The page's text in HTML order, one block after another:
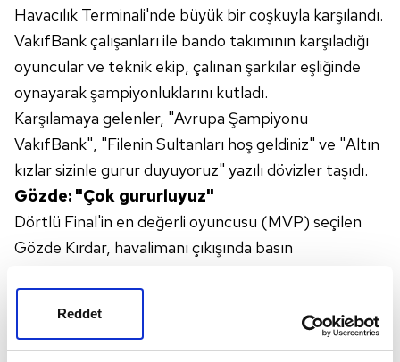
Reddet
Havacılık Terminali'nde büyük bir coşkuyla karşılandı.
VakıfBank çalışanları ile bando takımının karşıladığı
oyuncular ve teknik ekip, çalınan şarkılar eşliğinde
oynayarak şampiyonluklarını kutladı.
Karşılamaya gelenler, "Avrupa Şampiyonu
VakıfBank", "Filenin Sultanları hoş geldiniz" ve "Altın
kızlar sizinle gurur duyuyoruz" yazılı dövizler taşıdı.
Gözde: "Çok gururluyuz"
Dörtlü Final'in en değerli oyuncusu (MVP) seçilen
Gözde Kırdar, havalimanı çıkışında basın
namağlup kazandık. Gerçekten inanılmaz yorgunum
ama tabii ki çok gururluyuz. İlk defa böyle karşılandık.